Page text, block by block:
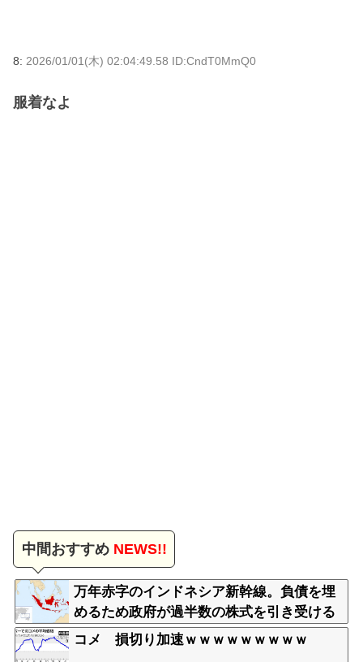
8: 2026/01/01(木) 02:04:49.58 ID:CndT0MmQ0
服着なよ
中間おすすめNEWS!!
万年赤字のインドネシア新幹線。負債を埋
めるため政府が過半数の株式を引き受ける
コメ 損切り加速ｗｗｗｗｗｗｗｗｗ